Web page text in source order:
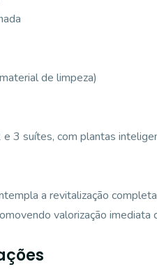
de limpeza)
3 suítes, com plantas
a revitalização
valorização